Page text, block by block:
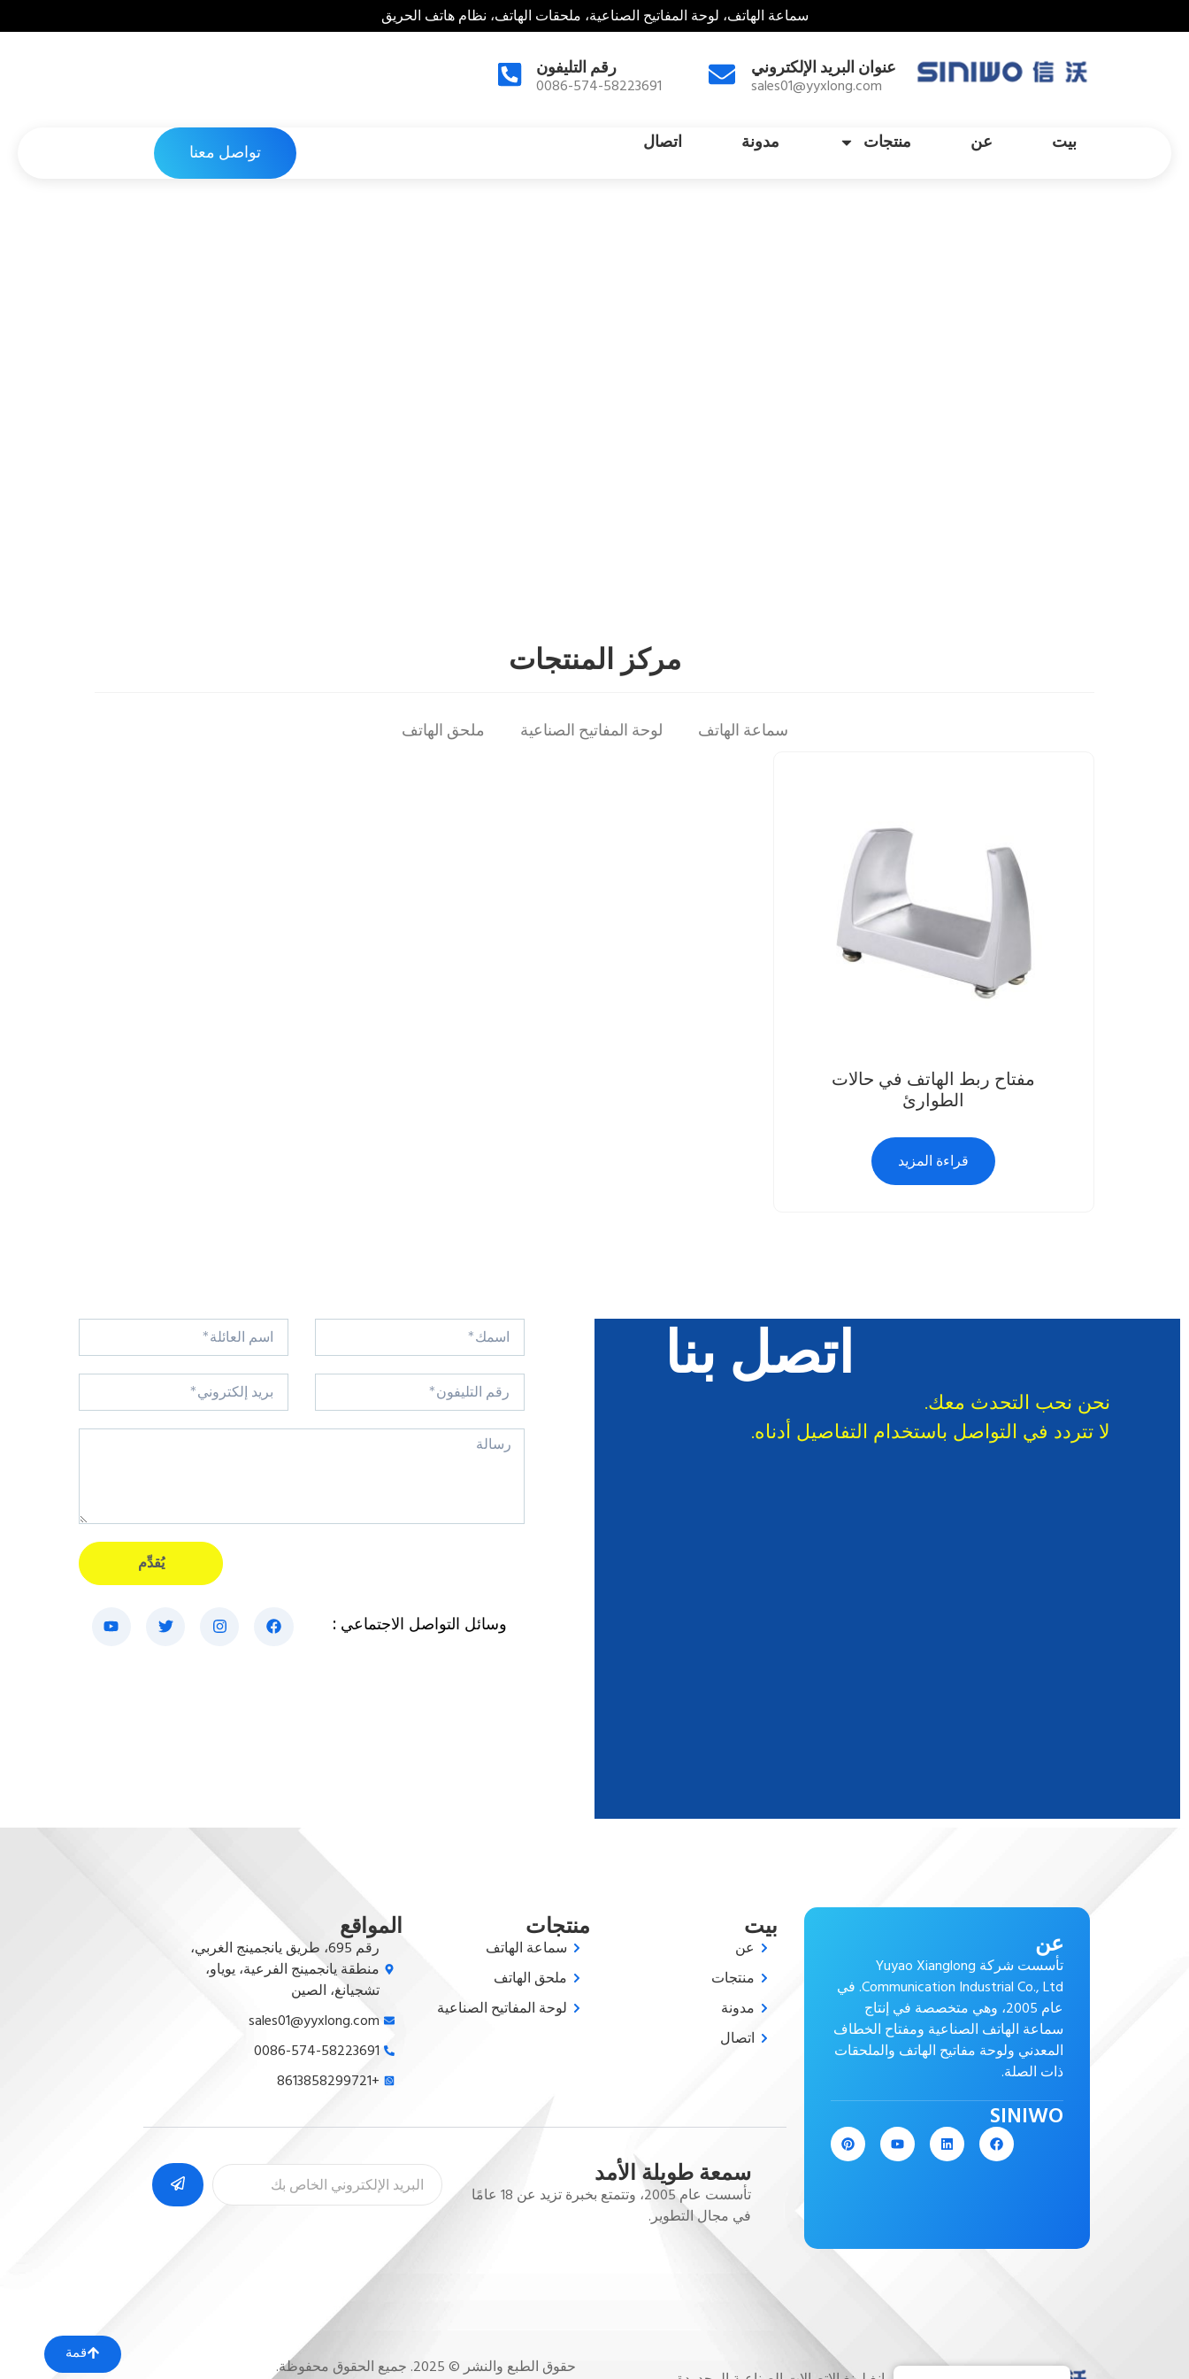
سماعة الهاتف، لوحة المفاتيح الصناعية، ملحقات الهاتف، نظام هاتف الحريق
عنوان البريد الإلكتروني
sales01@yyxlong.com
رقم التليفون
0086-574-58223691
بيت عن منتجات مدونة اتصال تواصل معنا
مركز المنتجات
سماعة الهاتف لوحة المفاتيح الصناعية ملحق الهاتف
مفتاح ربط الهاتف في حالات
الطوارئ
قراءة المزيد
اتصل بنا
نحن نحب التحدث معك.
لا تتردد في التواصل باستخدام التفاصيل أدناه.
يُقدِّم
وسائل التواصل الاجتماعي :
عن
تأسست شركة Yuyao Xianglong
Communication Industrial Co., Ltd. في
عام 2005، وهي متخصصة في إنتاج
سماعة الهاتف الصناعية ومفتاح الخطاف
المعدني ولوحة مفاتيح الهاتف والملحقات
ذات الصلة.
SINIWO
بيت
عن
منتجات
مدونة
اتصال
منتجات
سماعة الهاتف
ملحق الهاتف
لوحة المفاتيح الصناعية
المواقع
رقم 695، طريق يانجمينج الغربي،
منطقة يانجمينج الفرعية، يوياو،
تشجيانغ، الصين
sales01@yyxlong.com
0086-574-58223691
+8613858299721
سمعة طويلة الأمد
تأسست عام 2005، وتتمتع بخبرة تزيد عن 18 عامًا
في مجال التطوير.
قمة
حقوق الطبع والنشر © 2025. جميع الحقوق محفوظة.